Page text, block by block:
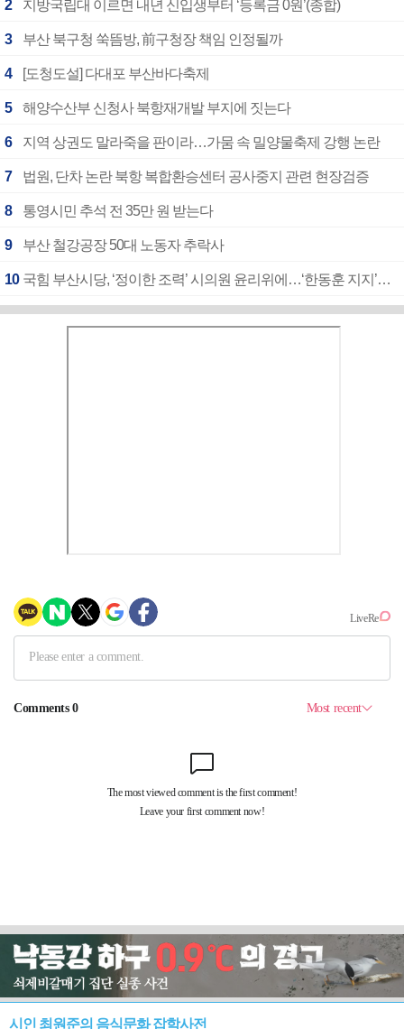
2 지방국립대 이르면 내년 신입생부터 ‘등록금 0원’(종합)
3 부산 북구청 쑥뜸방, 前구청장 책임 인정될까
4 [도청도설] 다대포 부산바다축제
5 해양수산부 신청사 북항재개발 부지에 짓는다
6 지역 상권도 말라죽을 판이라…가뭄 속 밀양물축제 강행 논란
7 법원, 단차 논란 북항 복합환승센터 공사중지 관련 현장검증
8 통영시민 추석 전 35만 원 받는다
9 부산 철강공장 50대 노동자 추락사
10 국힘 부산시당, ‘정이한 조력’ 시의원 윤리위에…‘한동훈 지지’도 신고접수
시인 최원준의 음식문화 잡학사전